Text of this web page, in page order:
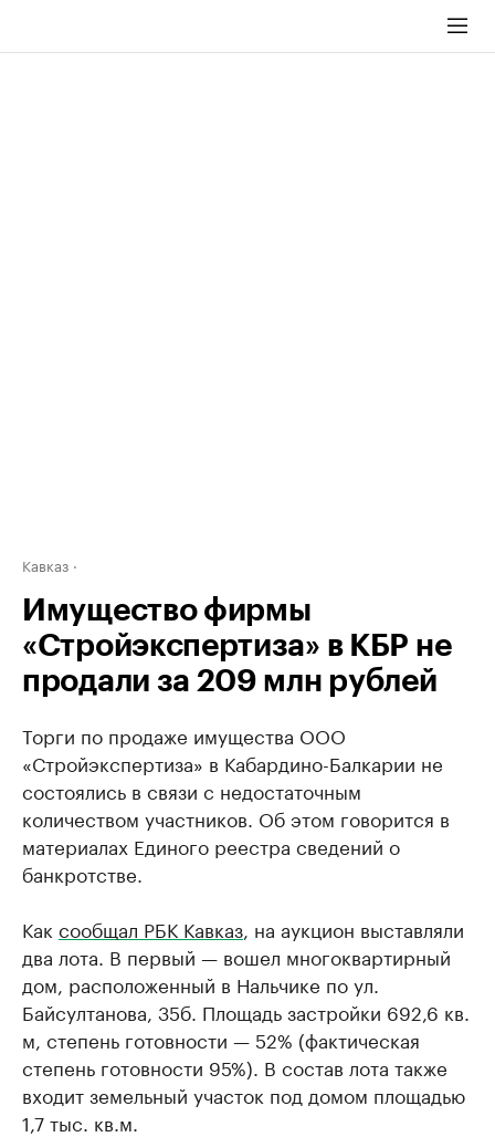
Кавказ
Имущество фирмы
«Стройэкспертиза» в КБР не
продали за 209 млн рублей
Торги по продаже имущества ООО
«Стройэкспертиза» в Кабардино-Балкарии не
состоялись в связи с недостаточным
количеством участников. Об этом говорится в
материалах Единого реестра сведений о
банкротстве.
Как сообщал РБК Кавказ , на аукцион выставляли
два лота. В первый — вошел многоквартирный
дом, расположенный в Нальчике по ул.
Байсултанова, 35б. Площадь застройки 692,6 кв.
м, степень готовности — 52% (фактическая
степень готовности 95%). В состав лота также
входит земельный участок под домом площадью
1,7 тыс. кв.м.